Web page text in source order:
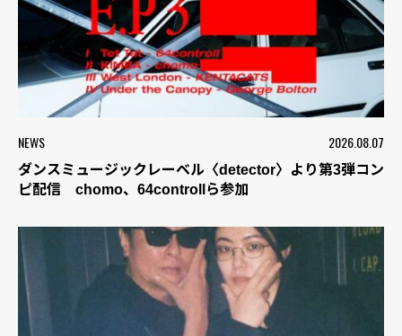
NEWS 2026.08.07
ダンスミュージックレーベル〈detector〉より第3弾コン
ピ配信 chomo、64controllら参加